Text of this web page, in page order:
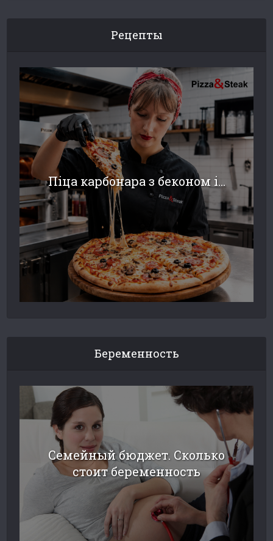
Рецепты
Піца карбонара з беконом і...
Беременность
Семейный бюджет. Сколько
стоит беременность